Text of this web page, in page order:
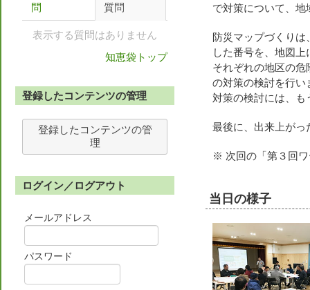
問
質問
表示する質問はありません
知恵袋トップ
登録したコンテンツの管理
登録したコンテンツの管
理
ログイン／ログアウト
メールアドレス
パスワード
で対策について、
防災マップづくり
した番号を、地図
それぞれの地区の
の対策の検討を行い
対策の検討には、も
最後に、出来上がっ
※ 次回の「第３回ワ
当日の様子